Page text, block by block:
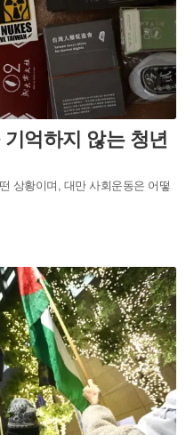
억하지 않는 청년
상황이며, 대만 사회운동은 어떻